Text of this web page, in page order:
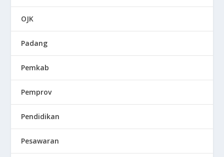
OJK
Padang
Pemkab
Pemprov
Pendidikan
Pesawaran